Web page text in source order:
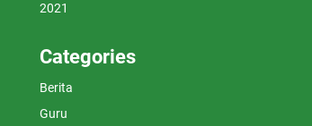
2021
Categories
Berita
Guru